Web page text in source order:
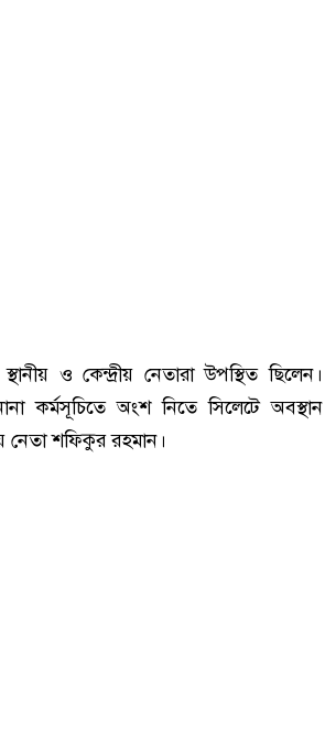
ও কেন্দ্রীয় নেতারা উপস্থিত ছিলেন।
কর্মসূচিতে অংশ নিতে সিলেটে অবস্থান
নেতা শফিকুর রহমান।